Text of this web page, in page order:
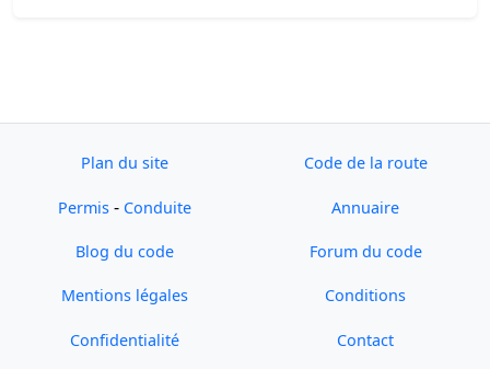
Plan du site Code de la route
Permis - Conduite Annuaire
Blog du code Forum du code
Mentions légales Conditions
Confidentialité Contact